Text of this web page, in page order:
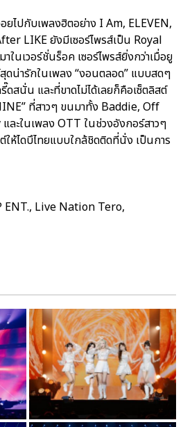
ยไปกับเพลงฮิตอย่าง I Am, ELEVEN,
LIKE ยังมีเซอร์ไพรส์เป็น Royal
ในเวอร์ชั่นร็อค เซอร์ไพรส์ยิ่งกว่าเมื่อยู
ดน่ารักในเพลง “งอนตลอด” แบบสดๆ
ดสนั่น และที่ขาดไม่ได้เลยก็คือเซ็ตลิสต์
ที่สาวๆ ขนมาทั้ง Baddie, Off
ะในเพลง OTT ในช่วงอังกอร์สาวๆ
ให้ไดบึไทยแบบใกล้ชิดติดที่นั่ง เป็นการ
ENT., Live Nation Tero,